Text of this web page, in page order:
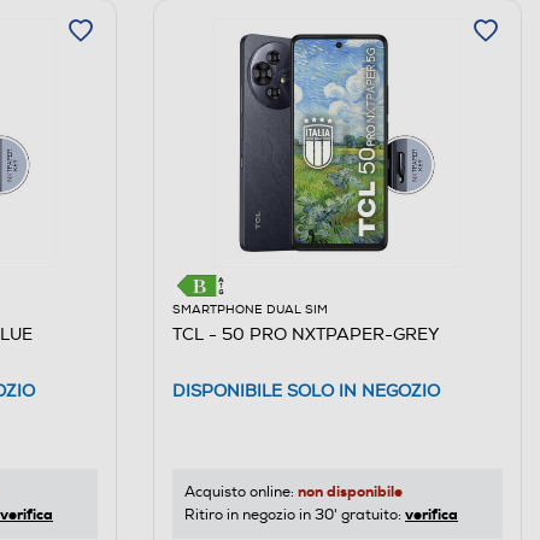
verifica
SMARTPHONE DUAL SIM
TCL - 50 PRO NXTPAPER-GREY
DISPONIBILE SOLO IN NEGOZIO
Acquisto online: non disponibile
Ritiro in negozio in 30' gratuito: verifica